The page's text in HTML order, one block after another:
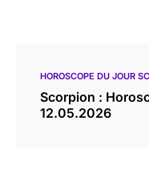
HOROSCOPE DU JOUR
Scorpion :
12.05.2026